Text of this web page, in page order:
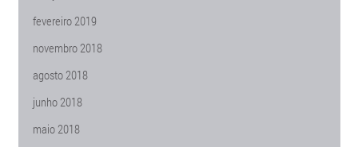
fevereiro 2019
novembro 2018
agosto 2018
junho 2018
maio 2018